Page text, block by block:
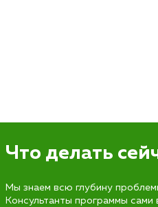
Что делать
Мы знаем всю глубину
Консультанты программы